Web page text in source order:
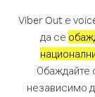
Viber Out е
да се
Обаждайте
независимо